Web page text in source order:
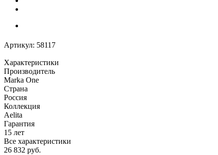
Артикул: 58117
Характеристики
Производитель
Marka One
Страна
Россия
Коллекция
Aelita
Гарантия
15 лет
Все характеристики
26 832 руб.